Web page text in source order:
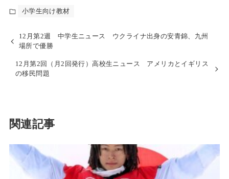
小学生向け教材
12月第2週 中学生ニュース ウクライナ出身の安青錦、九州
場所で優勝
12月第2回（月2回発行）高校生ニュース アメリカとイギリス
の移民問題
関連記事